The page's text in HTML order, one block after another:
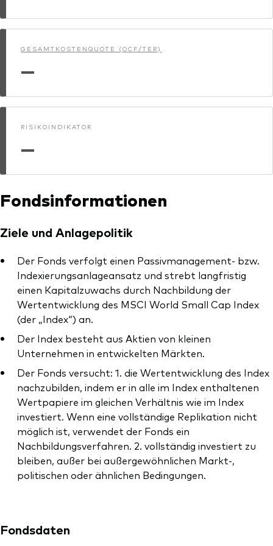
GESAMTKOSTENQUOTE (OCF/TER)
—
RISIKOINDIKATOR
—
Fondsinformationen
Ziele und Anlagepolitik
Der Fonds verfolgt einen Passivmanagement- bzw.
Indexierungsanlageansatz und strebt langfristig
einen Kapitalzuwachs durch Nachbildung der
Wertentwicklung des MSCI World Small Cap Index
(der „Index“) an.
Der Index besteht aus Aktien von kleinen
Unternehmen in entwickelten Märkten.
Der Fonds versucht: 1. die Wertentwicklung des Index
nachzubilden, indem er in alle im Index enthaltenen
Wertpapiere im gleichen Verhältnis wie im Index
investiert. Wenn eine vollständige Replikation nicht
möglich ist, verwendet der Fonds ein
Nachbildungsverfahren. 2. vollständig investiert zu
bleiben, außer bei außergewöhnlichen Markt-,
politischen oder ähnlichen Bedingungen.
Fondsdaten